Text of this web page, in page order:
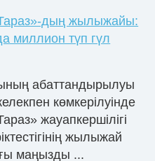
дың жылыжайы:
миллион түп гүл
абаттандырылуы
көмкерілуінде
жауапкершілігі
жылыжай
маңызды ...